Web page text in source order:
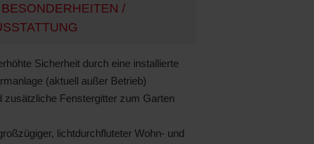
BESONDERHEITEN /
Sicherheit durch eine installierte
(aktuell außer Betrieb)
zusätzliche Fenstergitter zum Garten
lichtdurchfluteter Wohn- und